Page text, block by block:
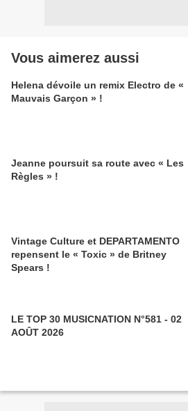
Vous aimerez aussi
Helena dévoile un remix Electro de «
Mauvais Garçon » !
Jeanne poursuit sa route avec « Les
Règles » !
Vintage Culture et DEPARTAMENTO
repensent le « Toxic » de Britney
Spears !
LE TOP 30 MUSICNATION N°581 - 02
AOÛT 2026